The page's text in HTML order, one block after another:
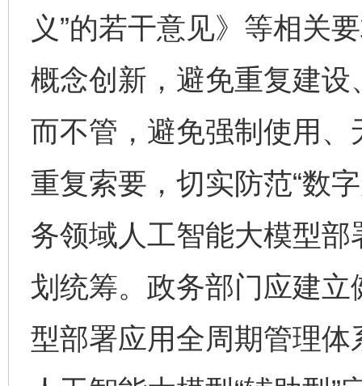
义”的若干意见》等相关
概念创新，避免重复建
而不管，避免强制使用
重复索要，切实防范“数
务领域人工智能大模型
划统筹。政务部门应建
型部署应用全周期管理